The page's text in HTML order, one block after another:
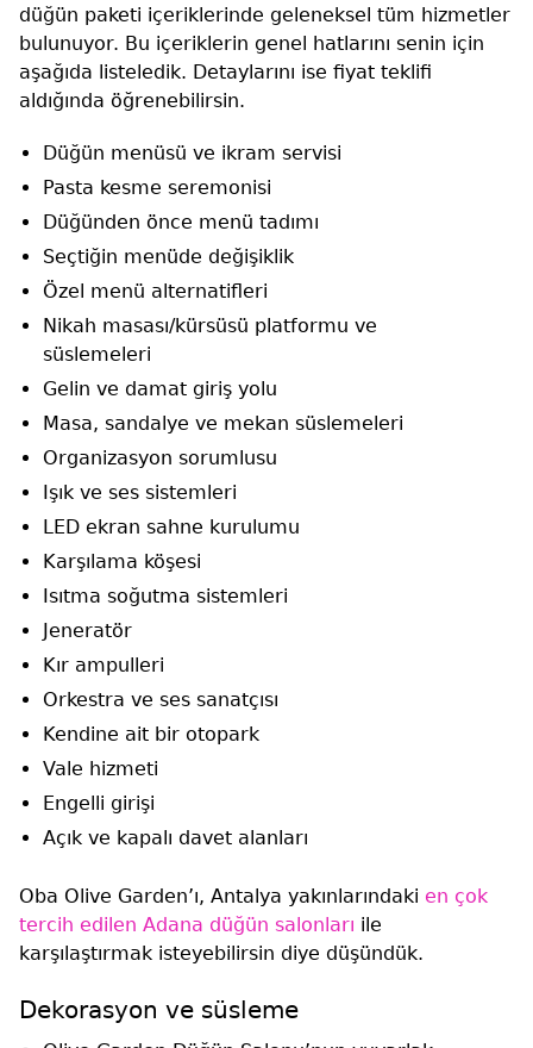
düğün paketi içeriklerinde geleneksel tüm hizmetler
bulunuyor. Bu içeriklerin genel hatlarını senin için
aşağıda listeledik. Detaylarını ise fiyat teklifi
aldığında öğrenebilirsin.
Düğün menüsü ve ikram servisi
Pasta kesme seremonisi
Düğünden önce menü tadımı
Seçtiğin menüde değişiklik
Özel menü alternatifleri
Nikah masası/kürsüsü platformu ve
süslemeleri
Gelin ve damat giriş yolu
Masa, sandalye ve mekan süslemeleri
Organizasyon sorumlusu
Işık ve ses sistemleri
LED ekran sahne kurulumu
Karşılama köşesi
Isıtma soğutma sistemleri
Jeneratör
Kır ampulleri
Orkestra ve ses sanatçısı
Kendine ait bir otopark
Vale hizmeti
Engelli girişi
Açık ve kapalı davet alanları
Oba Olive Garden’ı, Antalya yakınlarındaki en çok
tercih edilen Adana düğün salonları ile
karşılaştırmak isteyebilirsin diye düşündük.
Dekorasyon ve süsleme